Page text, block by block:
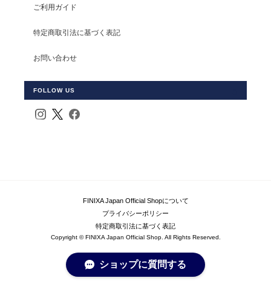
ご利用ガイド
特定商取引法に基づく表記
お問い合わせ
FOLLOW US
FINIXA Japan Official Shopについて
プライバシーポリシー
特定商取引法に基づく表記
Copyright © FINIXA Japan Official Shop. All Rights Reserved.
ショップに質問する